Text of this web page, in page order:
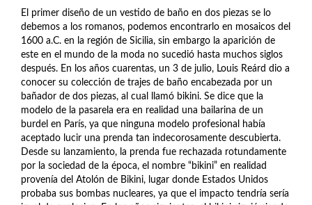
El primer diseño de un vestido de baño en dos piezas se lo
debemos a los romanos, podemos encontrarlo en mosaicos del
1600 a.C. en la región de Sicilia, sin embargo la aparición de
este en el mundo de la moda no sucedió hasta muchos siglos
después. En los años cuarentas, un 3 de julio, Louis Reárd dio a
conocer su colección de trajes de baño encabezada por un
bañador de dos piezas, al cual llamó bikini. Se dice que la
modelo de la pasarela era en realidad una bailarina de un
burdel en París, ya que ninguna modelo profesional había
aceptado lucir una prenda tan indecorosamente descubierta.
Desde su lanzamiento, la prenda fue rechazada rotundamente
por la sociedad de la época, el nombre “bikini” en realidad
provenía del Atolón de Bikini, lugar donde Estados Unidos
probaba sus bombas nucleares, ya que el impacto tendría sería